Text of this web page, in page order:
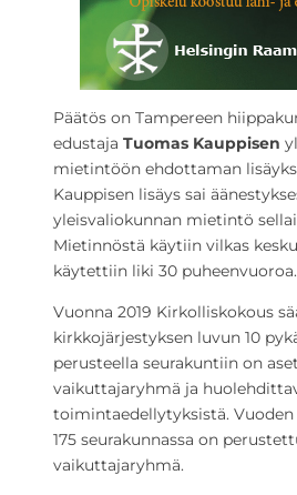
Päätös on Tampereen
edustaja Tuomas Kauppisen
mietintöön ehdottaman
Kauppisen lisäys sai
yleisvaliokunnan mietintö
Mietinnöstä käytiin vilkas
käytettiin liki 30 puheenvuoroa.
Vuonna 2019 Kirkolliskokous
kirkkojärjestyksen luvun 10
perusteella seurakuntiin on
vaikuttajaryhmä ja
toimintaedellytyksistä. Vuoden
175 seurakunnassa on
vaikuttajaryhmä.